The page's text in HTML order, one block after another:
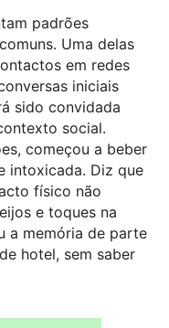
padrões
Uma delas
em redes
iniciais
sido convidada
social.
começou a beber
intoxicada. Diz que
físico não
e toques na
a memória de parte
hotel, sem saber